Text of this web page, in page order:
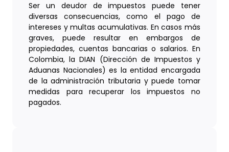
Ser un deudor de impuestos puede tener
diversas consecuencias, como el pago de
intereses y multas acumulativas. En casos más
graves, puede resultar en embargos de
propiedades, cuentas bancarias o salarios. En
Colombia, la DIAN (Dirección de Impuestos y
Aduanas Nacionales) es la entidad encargada
de la administración tributaria y puede tomar
medidas para recuperar los impuestos no
pagados.